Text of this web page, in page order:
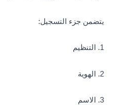
يتضمن جزء التسجيل:
1. التنظيم
2. الهوية
3. الاسم